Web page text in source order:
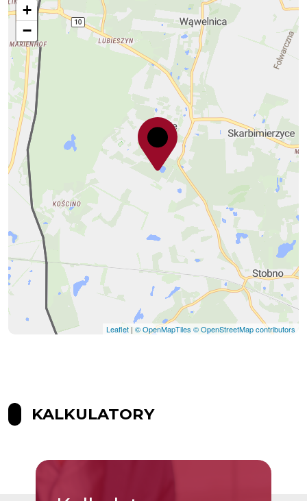
+
−
Leaflet | © OpenMapTiles © OpenStreetMap contributors
KALKULATORY